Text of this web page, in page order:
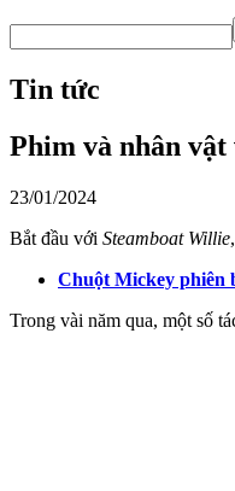
Tin tức
Phim và nhân
23/01/2024
Bắt đầu với Steamboat Willie
Chuột Mickey phiên
Trong vài năm qua, một số